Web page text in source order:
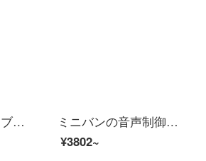
ナビゲータドライブレコーダーユニバーサル3.7v聚合物锂电池小5v可充电耐高温内置大容量 黄色 索尼电芯300毫安
ミニバンの音声制御驻车监视
¥3802~